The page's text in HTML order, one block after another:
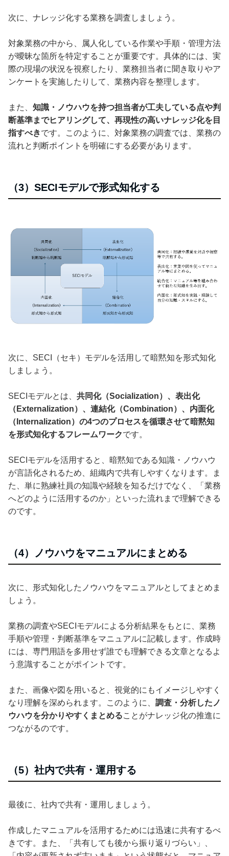
次に、ナレッジ化する業務を調査しましょう。
対象業務の中から、属人化している作業や手順・管理方法
が曖昧な箇所を特定することが重要です。具体的には、実
際の現場の状況を視察したり、業務担当者に聞き取りやア
ンケートを実施したりして、業務内容を整理します。
また、 知識・ノウハウを持つ担当者が工夫している点や判
断基準までヒアリングして、再現性の高いナレッジ化を目
指すべきです。このように、対象業務の調査では、業務の
流れと判断ポイントを明確にする必要があります。
（3）SECIモデルで形式知化する
次に、SECI（セキ）モデルを活用して暗黙知を形式知化
しましょう。
SECIモデルとは、 共同化（Socialization）、表出化
（Externalization）、連結化（Combination）、内面化
（Internalization）の4つのプロセスを循環させて暗黙知
を形式知化するフレームワークです。
SECIモデルを活用すると、暗黙知である知識・ノウハウ
が言語化されるため、組織内で共有しやすくなります。ま
た、単に熟練社員の知識や経験を知るだけでなく、「業務
へどのように活用するのか」といった流れまで理解できる
のです。
（4）ノウハウをマニュアルにまとめる
次に、形式知化したノウハウをマニュアルとしてまとめま
しょう。
業務の調査やSECIモデルによる分析結果をもとに、業務
手順や管理・判断基準をマニュアルに記載します。作成時
には、専門用語を多用せず誰でも理解できる文章となるよ
う意識することがポイントです。
また、画像や図を用いると、視覚的にもイメージしやすく
なり理解を深められます。このように、 調査・分析したノ
ウハウを分かりやすくまとめることがナレッジ化の推進に
つながるのです。
（5）社内で共有・運用する
最後に、社内で共有・運用しましょう。
作成したマニュアルを活用するためには迅速に共有するべ
きです。また、「共有しても後から振り返りづらい」、